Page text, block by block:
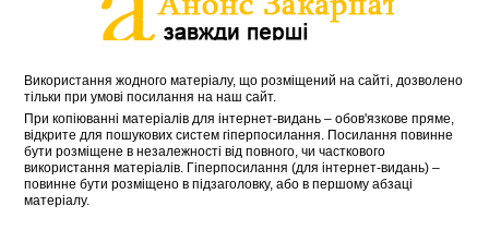
Використання жодного матеріалу, що розміщений на сайті, дозволено
тільки при умові посилання на наш сайт.
При копіюванні матеріалів для інтернет-видань – обов'язкове пряме,
відкрите для пошукових систем гіперпосилання. Посилання повинне
бути розміщене в незалежності від повного, чи часткового
використання матеріалів. Гіперпосилання (для інтернет-видань) –
повинне бути розміщено в підзаголовку, або в першому абзаці
матеріалу.